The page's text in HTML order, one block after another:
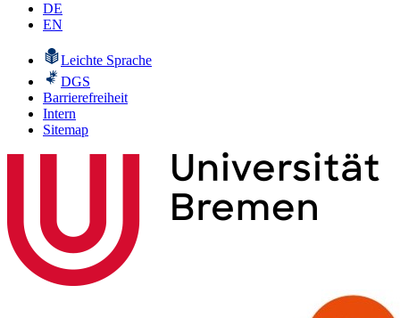
DE
EN
Leichte Sprache
DGS
Barrierefreiheit
Intern
Sitemap